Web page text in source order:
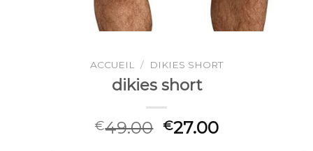
ACCUEIL / DIKIES SHORT
dikies short
€49.00 €27.00